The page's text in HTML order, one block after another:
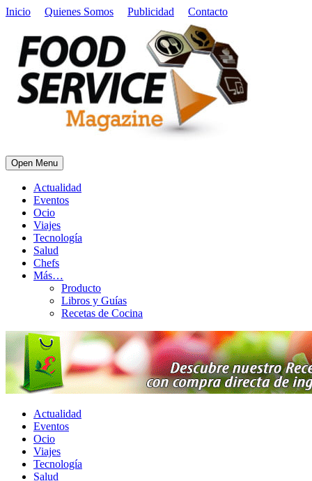
Inicio Quienes Somos Publicidad Contacto
Open Menu
Actualidad
Eventos
Ocio
Viajes
Tecnología
Salud
Chefs
Más…
Producto
Libros y Guías
Recetas de Cocina
Actualidad
Eventos
Ocio
Viajes
Tecnología
Salud